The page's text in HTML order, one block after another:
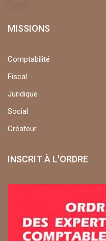
MISSIONS
Comptabilité
Fiscal
Juridique
Social
Créateur
INSCRIT À L'ORDRE